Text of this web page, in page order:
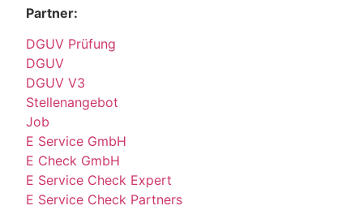
Partner:
DGUV Prüfung
DGUV
DGUV V3
Stellenangebot
Job
E Service GmbH
E Check GmbH
E Service Check Expert
E Service Check Partners